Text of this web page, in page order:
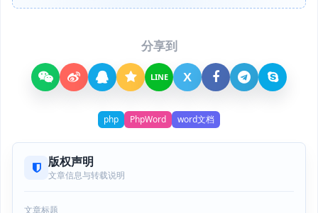
分享到
LINE X
php PhpWord word文档
版权声明
文章信息与转载说明
文章标题